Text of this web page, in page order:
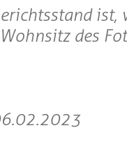
ist,
des